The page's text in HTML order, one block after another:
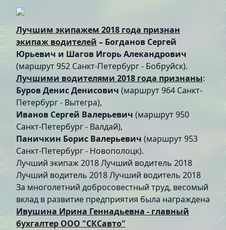
Лучшим экипажем 2018 года признан
экипаж водителей – Богданов Сергей
Юрьевич и Шагов Игорь Алекандрович
(маршрут 952 Санкт-Петербург - Бобруйск).
Лучшими водителями 2018 года признаны:
Буров Денис Денисович (маршрут 964 Санкт-
Петербург - Вытегра),
Иванов Сергей Валерьевич (маршрут 950
Санкт-Петербург - Валдай),
Паничкин Борис Валерьевич (маршрут 953
Санкт-Петербург - Новополоцк).
Лучший экипаж 2018Лучший водитель 2018
Лучший водитель 2018Лучший водитель 2018
За многолетний добросовестный труд, весомый
вклад в развитие предприятия была награждена
Ивушина Ирина Геннадьевна - главный
бухгалтер ООО "СКСавто"